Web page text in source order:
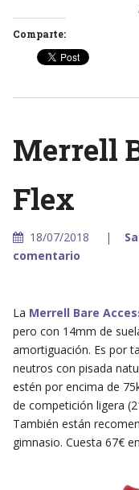
Comparte:
Merrell
Flex
18/07/2018
comentario
La Merrell Bare
pero con 14mm de
amortiguación. Es por
neutros con pisada
estén por encima de
de competición ligera
También están
gimnasio. Cuesta 67€ en